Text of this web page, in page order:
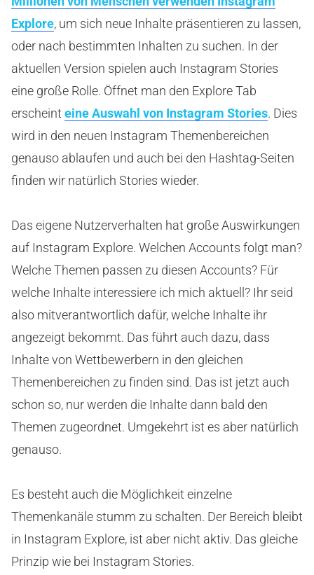
Explore, um sich neue Inhalte präsentieren zu lassen,
oder nach bestimmten Inhalten zu suchen. In der
aktuellen Version spielen auch Instagram Stories
eine große Rolle. Öffnet man den Explore Tab
erscheint eine Auswahl von Instagram Stories. Dies
wird in den neuen Instagram Themenbereichen
genauso ablaufen und auch bei den Hashtag-Seiten
finden wir natürlich Stories wieder.
Das eigene Nutzerverhalten hat große Auswirkungen
auf Instagram Explore. Welchen Accounts folgt man?
Welche Themen passen zu diesen Accounts? Für
welche Inhalte interessiere ich mich aktuell? Ihr seid
also mitverantwortlich dafür, welche Inhalte ihr
angezeigt bekommt. Das führt auch dazu, dass
Inhalte von Wettbewerbern in den gleichen
Themenbereichen zu finden sind. Das ist jetzt auch
schon so, nur werden die Inhalte dann bald den
Themen zugeordnet. Umgekehrt ist es aber natürlich
genauso.
Es besteht auch die Möglichkeit einzelne
Themenkanäle stumm zu schalten. Der Bereich bleibt
in Instagram Explore, ist aber nicht aktiv. Das gleiche
Prinzip wie bei Instagram Stories.